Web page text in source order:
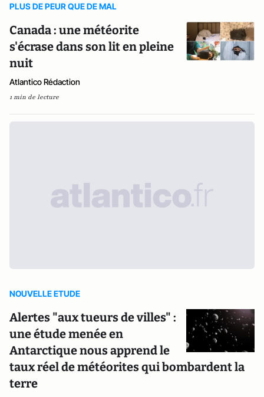
PLUS DE PEUR QUE DE MAL
Canada : une météorite
s'écrase dans son lit en pleine
nuit
Atlantico Rédaction
1 min de lecture
NOUVELLE ETUDE
Alertes "aux tueurs de villes" :
une étude menée en
Antarctique nous apprend le
taux réel de météorites qui bombardent la
terre